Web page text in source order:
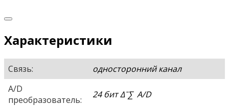
Характеристики
Связь:
односторонний канал
A/D
преобразователь:
24 бит Δˉ∑ A/D